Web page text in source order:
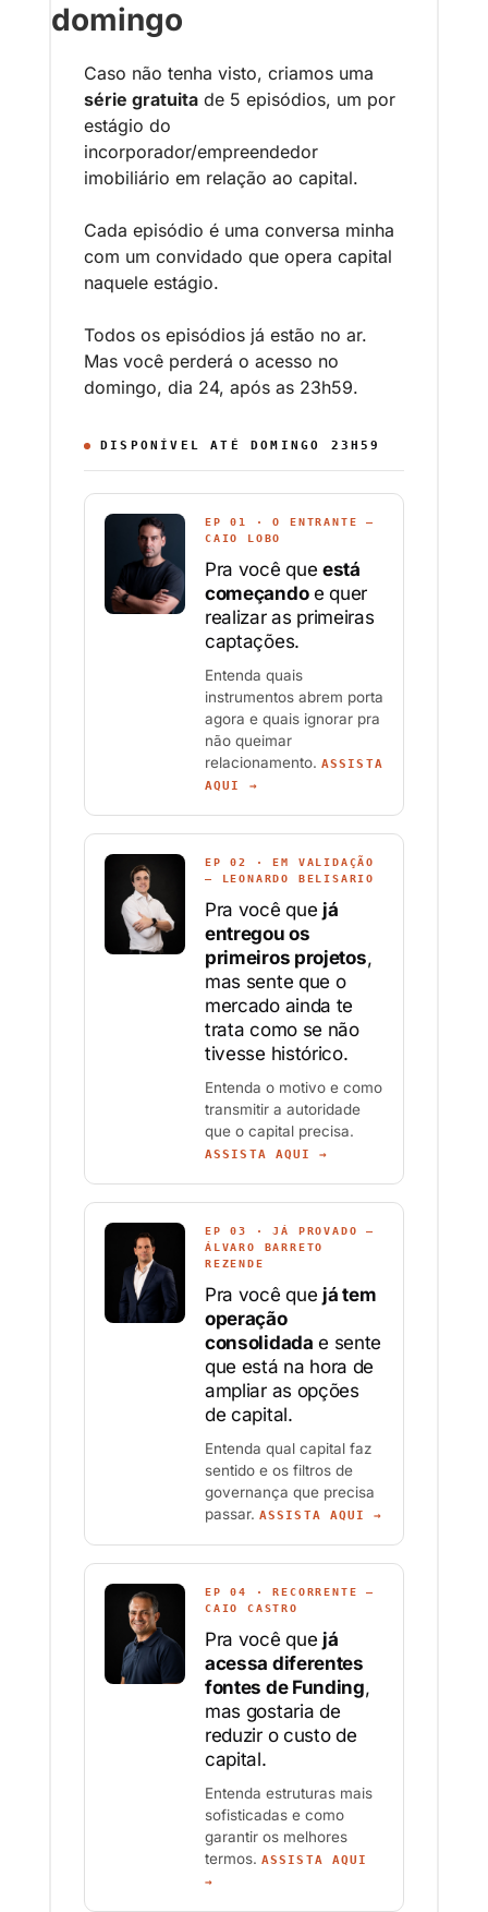
domingo
série gratuita de 5 episódios, um por
estágio do
incorporador/empreendedor
imobiliário em relação ao capital.
Cada episódio é uma conversa minha
com um convidado que opera capital
naquele estágio.
Todos os episódios já estão no ar.
Mas você perderá o acesso no
domingo, dia 24, após as 23h59.
DISPONÍVEL ATÉ DOMINGO 23H59
EP 01 · O ENTRANTE —
CAIO LOBO
Pra você queestá
começandoe quer
realizar as primeiras
captações.
Entenda quais
instrumentos abrem porta
agora e quais ignorar pra
não queimar
relacionamento. ASSISTA
AQUI →
EP 02 · EM VALIDAÇÃO
— LEONARDO BELISARIO
Pra você que já
entregou os
primeiros projetos,
mas sente que o
mercado ainda te
trata como se não
tivesse histórico.
Entenda o motivo e como
transmitir a autoridade
que o capital precisa.
ASSISTA AQUI →
EP 03 · JÁ PROVADO —
ÁLVARO BARRETO
REZENDE
Pra você que já tem
operação
consolidada e sente
que está na hora de
ampliar as opções
de capital.
Entenda qual capital faz
sentido e os filtros de
governança que precisa
passar. ASSISTA AQUI →
EP 04 · RECORRENTE —
CAIO CASTRO
Pra você que já
acessa diferentes
fontes de Funding,
mas gostaria de
reduzir o custo de
capital.
Entenda estruturas mais
sofisticadas e como
garantir os melhores
termos. ASSISTA AQUI
→